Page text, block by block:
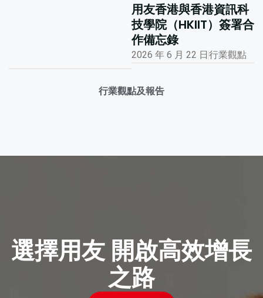
行業觀點及報告
用友香港與香港資訊科
技學院（HKIIT）簽署合
作備忘錄
2026 年 6 月 22 日 行業觀點
選擇用友 開啟高效增長
之路